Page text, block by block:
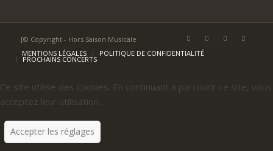
[© Copyright - Hors Saison Musicale
MENTIONS LÉGALES
POLITIQUE DE CONFIDENTIALITÉ
PROCHAINS CONCERTS
Ce site utilise des cookies. En continuant à parcourir ce site, vous
acceptez leur utilisation.
Accepter les réglages